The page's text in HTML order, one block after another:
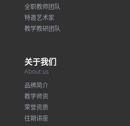
全职教师团队
特邀艺术家
教学教研团队
关于我们
About us
品牌简介
教学师资
荣誉资质
往期讲座